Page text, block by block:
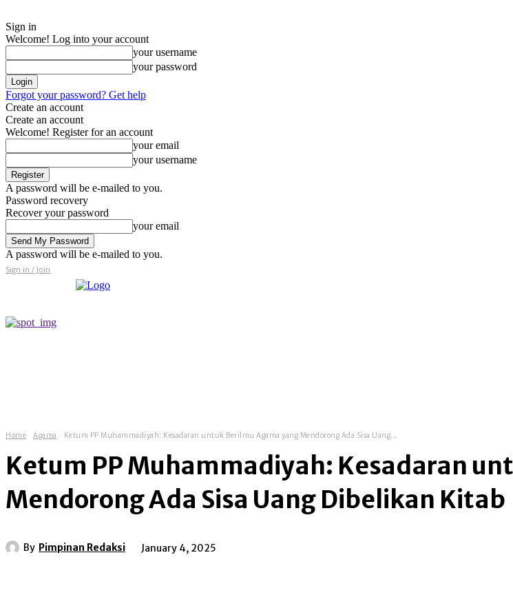
Sign in
Welcome! Log into your account
your username
your password
Forgot your password? Get help
Create an account
Create an account
Welcome! Register for an account
your email
your username
A password will be e-mailed to you.
Password recovery
Recover your password
your email
A password will be e-mailed to you.
Sign in / Join
Home Agama Ketum PP Muhammadiyah: Kesadaran untuk Berilmu Agama yang Mendorong Ada Sisa Uang...
Ketum PP Muhammadiyah: Kesadaran
Mendorong Ada Sisa Uang Dibelikan Kitab
By Pimpinan Redaksi January 4, 2025